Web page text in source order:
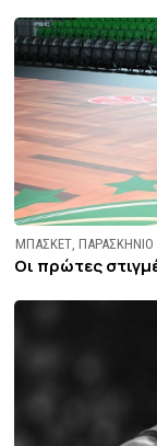
ΜΠΑΣΚΕΤ,ΠΑΡΑΣΚΗΝΙΟ
Οι πρώτες